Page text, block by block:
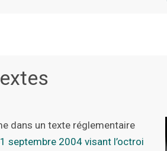
dans un texte réglementaire
septembre 2004 visant l’octroi